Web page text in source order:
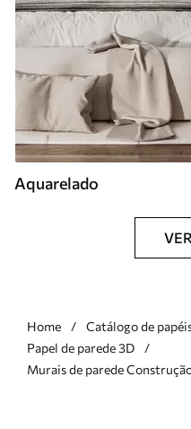
Aquarelado
Home
Catálogo de
Papel de parede 3D
Murais de parede